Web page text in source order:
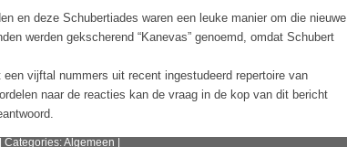
en deze Schubertiades waren een leuke manier om die nieuwe
werden gekscherend “Kanevas” genoemd, omdat Schubert
een vijftal nummers uit recent ingestudeerd repertoire van
naar de reacties kan de vraag in de kop van dit bericht
| Categories:Algemeen